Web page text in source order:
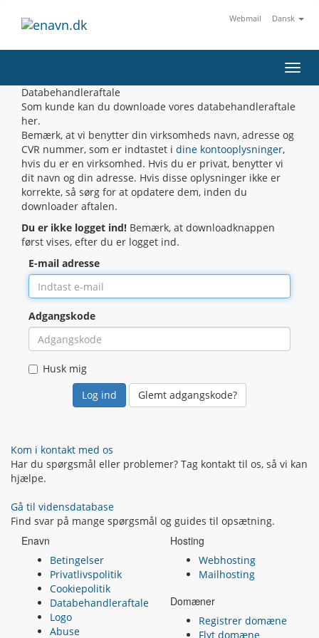
Webmail Dansk
Databehandleraftale
Som kunde kan du downloade vores databehandleraftale
her.
Bemærk, at vi benytter din virksomheds navn, adresse og
CVR nummer, som er indtastet i dine kontooplysninger,
hvis du er en virksomhed. Hvis du er privat, benytter vi
dit navn og din adresse. Hvis disse oplysninger ikke er
korrekte, så sørg for at opdatere dem, inden du
downloader aftalen.
Du er ikke logget ind! Bemærk, at downloadknappen
først vises, efter du er logget ind.
E-mail adresse
Adgangskode
Husk mig
Glemt adgangskode?
Kom i kontakt med os
Har du spørgsmål eller problemer? Tag kontakt til os, så vi kan
hjælpe.
Gå til vidensdatabase
Find svar på mange spørgsmål og guides til opsætning.
Enavn
Betingelser
Privatlivspolitik
Cookiepolitik
Databehandleraftale
Logo
Abuse
Hosting
Webhosting
Mailhosting
Domæner
Registrer domæne
Flyt domæne